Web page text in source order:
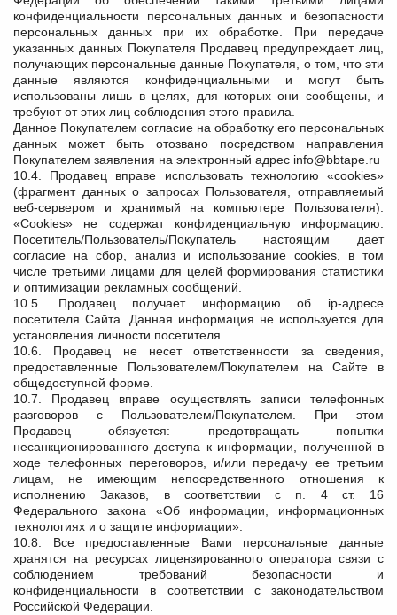
конфиденциальности персональных данных и безопасности
персональных данных при их обработке. При передаче
указанных данных Покупателя Продавец предупреждает лиц,
получающих персональные данные Покупателя, о том, что эти
данные являются конфиденциальными и могут быть
использованы лишь в целях, для которых они сообщены, и
требуют от этих лиц соблюдения этого правила.
Данное Покупателем согласие на обработку его персональных
данных может быть отозвано посредством направления
Покупателем заявления на электронный адрес info@bbtape.ru
10.4. Продавец вправе использовать технологию «cookies»
(фрагмент данных о запросах Пользователя, отправляемый
веб-сервером и хранимый на компьютере Пользователя).
«Cookies» не содержат конфиденциальную информацию.
Посетитель/Пользователь/Покупатель настоящим дает
согласие на сбор, анализ и использование cookies, в том
числе третьими лицами для целей формирования статистики
и оптимизации рекламных сообщений.
10.5. Продавец получает информацию об ip-адресе
посетителя Сайта. Данная информация не используется для
установления личности посетителя.
10.6. Продавец не несет ответственности за сведения,
предоставленные Пользователем/Покупателем на Сайте в
общедоступной форме.
10.7. Продавец вправе осуществлять записи телефонных
разговоров с Пользователем/Покупателем. При этом
Продавец обязуется: предотвращать попытки
несанкционированного доступа к информации, полученной в
ходе телефонных переговоров, и/или передачу ее третьим
лицам, не имеющим непосредственного отношения к
исполнению Заказов, в соответствии с п. 4 ст. 16
Федерального закона «Об информации, информационных
технологиях и о защите информации».
10.8. Все предоставленные Вами персональные данные
хранятся на ресурсах лицензированного оператора связи с
соблюдением требований безопасности и
конфиденциальности в соответствии с законодательством
Российской Федерации.